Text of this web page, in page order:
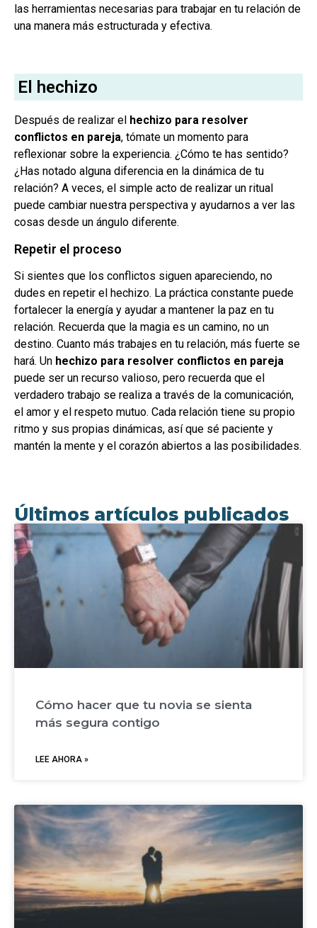
las herramientas necesarias para trabajar en tu relación de
una manera más estructurada y efectiva.
El hechizo
Después de realizar el hechizo para resolver
conflictos en pareja, tómate un momento para
reflexionar sobre la experiencia. ¿Cómo te has sentido?
¿Has notado alguna diferencia en la dinámica de tu
relación? A veces, el simple acto de realizar un ritual
puede cambiar nuestra perspectiva y ayudarnos a ver las
cosas desde un ángulo diferente.
Repetir el proceso
Si sientes que los conflictos siguen apareciendo, no
dudes en repetir el hechizo. La práctica constante puede
fortalecer la energía y ayudar a mantener la paz en tu
relación. Recuerda que la magia es un camino, no un
destino. Cuanto más trabajes en tu relación, más fuerte se
hará. Un hechizo para resolver conflictos en pareja
puede ser un recurso valioso, pero recuerda que el
verdadero trabajo se realiza a través de la comunicación,
el amor y el respeto mutuo. Cada relación tiene su propio
ritmo y sus propias dinámicas, así que sé paciente y
mantén la mente y el corazón abiertos a las posibilidades.
Últimos artículos publicados
Cómo hacer que tu novia se sienta
más segura contigo
LEE AHORA »